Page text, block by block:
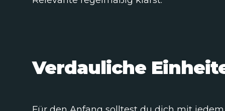
Verdauliche